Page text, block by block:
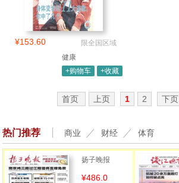
¥153.60
限全国区域
健康
+购物车
+收藏
首页 上页 1 2 下页
热门推荐 商业 财经 体育
扬子晚报
¥486.0